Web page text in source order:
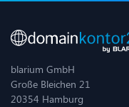
blarium GmbH
Große Bleichen 21
20354 Hamburg